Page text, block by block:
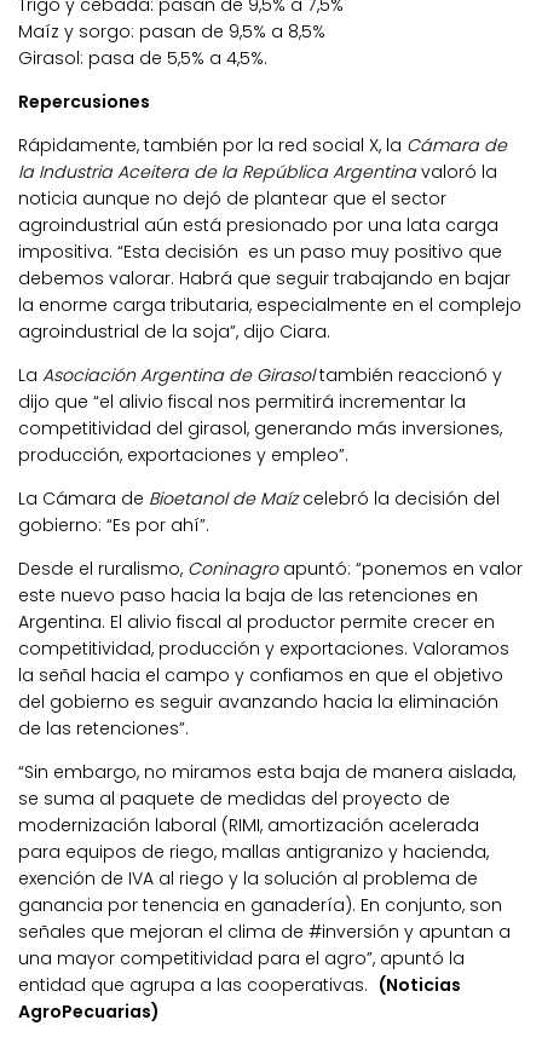
Maíz y sorgo: pasan de 9,5% a 8,5%
Girasol: pasa de 5,5% a 4,5%.
Repercusiones
Rápidamente, también por la red social X, la Cámara de
la Industria Aceitera de la República Argentinavaloró la
noticia aunque no dejó de plantear que el sector
agroindustrial aún está presionado por una lata carga
impositiva. “Esta decisión es un paso muy positivo que
debemos valorar. Habrá que seguir trabajando en bajar
la enorme carga tributaria, especialmente en el complejo
agroindustrial de la soja”, dijo Ciara.
La Asociación Argentina de Girasoltambién reaccionó y
dijo que “el alivio fiscal nos permitirá incrementar la
competitividad del girasol, generando más inversiones,
producción, exportaciones y empleo”.
La Cámara de Bioetanol de Maízcelebró la decisión del
gobierno: “Es por ahí”.
Desde el ruralismo, Coninagroapuntó: “ponemos en valor
este nuevo paso hacia la baja de las retenciones en
Argentina. El alivio fiscal al productor permite crecer en
competitividad, producción y exportaciones. Valoramos
la señal hacia el campo y confiamos en que el objetivo
del gobierno es seguir avanzando hacia la eliminación
de las retenciones”.
“Sin embargo, no miramos esta baja de manera aislada,
se suma al paquete de medidas del proyecto de
modernización laboral (RIMI, amortización acelerada
para equipos de riego, mallas antigranizo y hacienda,
exención de IVA al riego y la solución al problema de
ganancia por tenencia en ganadería). En conjunto, son
señales que mejoran el clima de #inversión y apuntan a
una mayor competitividad para el agro”, apuntó la
entidad que agrupa a las cooperativas. (Noticias
AgroPecuarias)